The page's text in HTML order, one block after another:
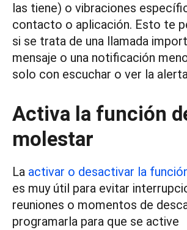
las tiene) o vibraciones
contacto o aplicación. Esto te
si se trata de una llamada
mensaje o una notificación
solo con escuchar o ver la
Activa la función
molestar
La activar o desactivar la
es muy útil para evitar
reuniones o momentos de
programarla para que se active